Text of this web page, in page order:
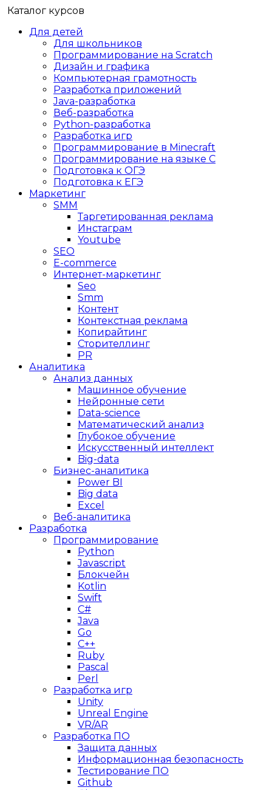
Каталог курсов
Для детей
Для школьников
Программирование на Scratch
Дизайн и графика
Компьютерная грамотность
Разработка приложений
Java-разработка
Веб-разработка
Python-разработка
Разработка игр
Программирование в Minecraft
Программирование на языке C
Подготовка к ОГЭ
Подготовка к ЕГЭ
Маркетинг
SMM
Таргетированная реклама
Инстаграм
Youtube
SEO
E-сommerce
Интернет-маркетинг
Seo
Smm
Контент
Контекстная реклама
Копирайтинг
Сторителлинг
PR
Аналитика
Анализ данных
Машинное обучение
Нейронные сети
Data-science
Математический анализ
Глубокое обучение
Искусственный интеллект
Big-data
Бизнес-аналитика
Power BI
Big data
Excel
Веб-аналитика
Разработка
Программирование
Python
Javascript
Блокчейн
Kotlin
Swift
C#
Java
Go
C++
Ruby
Pascal
Perl
Разработка игр
Unity
Unreal Engine
VR/AR
Разработка ПО
Защита данных
Информационная безопасность
Тестирование ПО
Github